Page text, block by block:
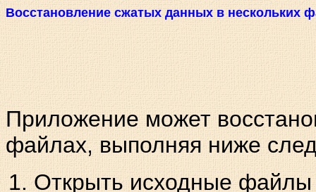
Восстановление сжатых данных в нескольких
Приложение может
файлах, выполняя ниже
Открыть исходные